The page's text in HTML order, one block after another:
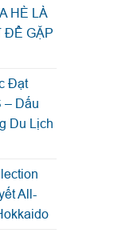
HÈ LÀ
ĐỂ GẶP
Đạt
– Dấu
Du Lịch
All-